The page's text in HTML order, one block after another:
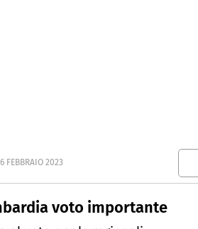
FEBBRAIO 2023
voto importante